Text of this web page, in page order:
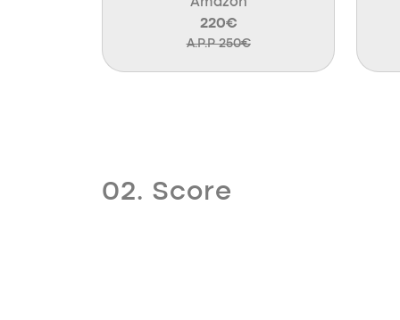
220€
A.P.P 250€
02. Score